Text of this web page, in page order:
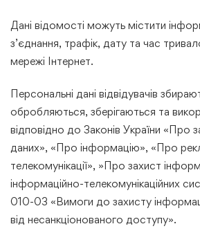
Дані відомості можуть містити
з’єднання, трафік, дату та час
мережі Інтернет.
Персональні дані відвідувачів
обробляються, зберігаються та
відповідно до Законів України «Про
даних», «Про інформацію», «Про
телекомунікації», »Про захист
інформаційно-телекомунікаційних
010-03 «Вимоги до захисту
від несанкціонованого доступу».